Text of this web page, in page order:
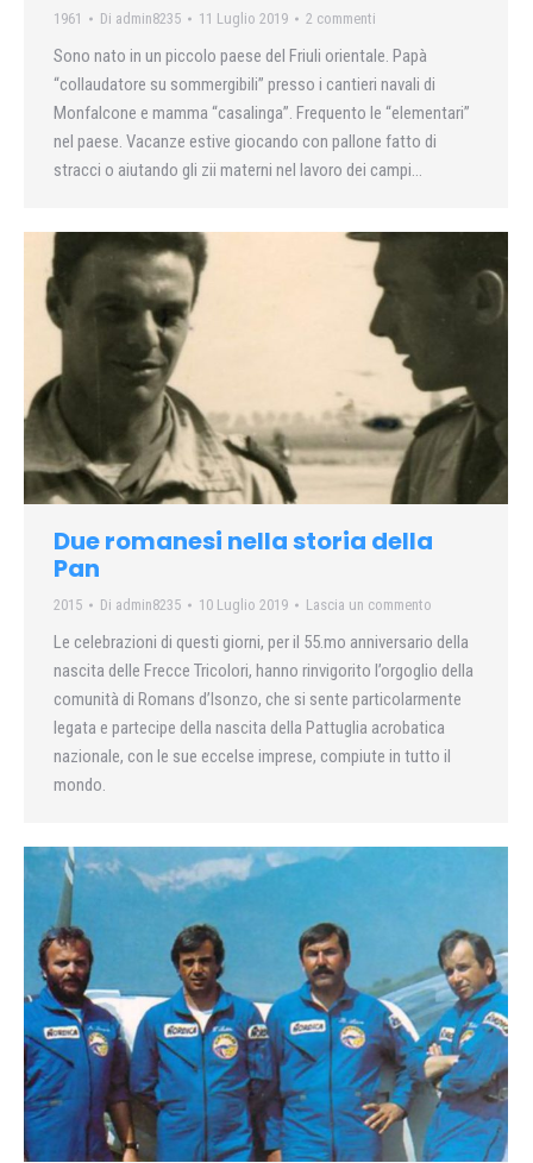
1961 Di admin8235 11 Luglio 2019 2 commenti
Sono nato in un piccolo paese del Friuli orientale. Papà
“collaudatore su sommergibili” presso i cantieri navali di
Monfalcone e mamma “casalinga”. Frequento le “elementari”
nel paese. Vacanze estive giocando con pallone fatto di
stracci o aiutando gli zii materni nel lavoro dei campi…
Due romanesi nella storia della
Pan
2015 Di admin8235 10 Luglio 2019 Lascia un commento
Le celebrazioni di questi giorni, per il 55.mo anniversario della
nascita delle Frecce Tricolori, hanno rinvigorito l’orgoglio della
comunità di Romans d’Isonzo, che si sente particolarmente
legata e partecipe della nascita della Pattuglia acrobatica
nazionale, con le sue eccelse imprese, compiute in tutto il
mondo.